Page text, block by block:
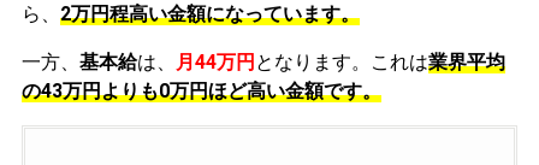
ら、 2万円程高い金額になっています。
一方、 基本給は、 月44万円 となります。これは業界平均
の43万円よりも0万円ほど高い金額です。